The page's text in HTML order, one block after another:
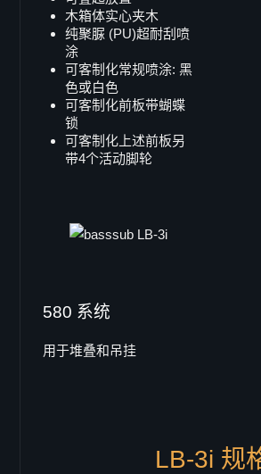
Doppel 15"
SB-215
SB-215s
Single 12"
B-12
B-12deluxe
LA-3
V-TEC 系列
木箱体实心夹木
纯聚脲 (PU)超耐刮喷
涂
可客制化常规喷涂: 黑
色或白色
可客制化前板带蝴蝶
锁
可客制化上述前板另
带4个活动脚轮
580 系统
用于堆叠和吊挂
LB-3i 规